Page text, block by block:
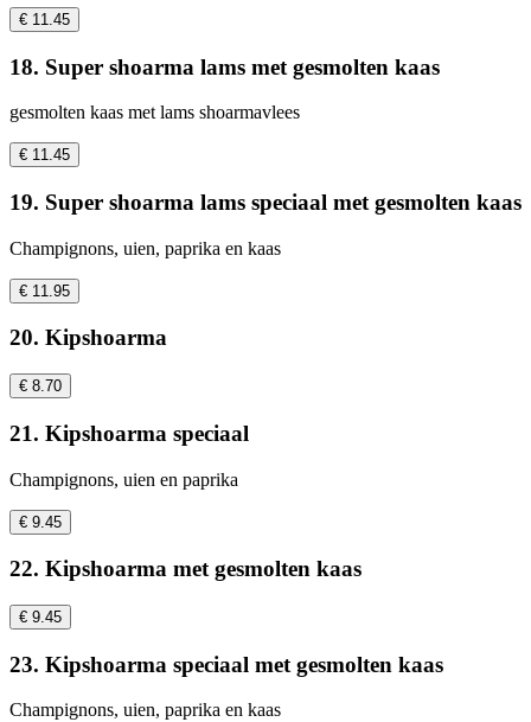
€ 11.45
18. Super shoarma lams met gesmolten kaas
gesmolten kaas met lams shoarmavlees
€ 11.45
19. Super shoarma lams speciaal met gesmolten kaas
Champignons, uien, paprika en kaas
€ 11.95
20. Kipshoarma
€ 8.70
21. Kipshoarma speciaal
Champignons, uien en paprika
€ 9.45
22. Kipshoarma met gesmolten kaas
€ 9.45
23. Kipshoarma speciaal met gesmolten kaas
Champignons, uien, paprika en kaas